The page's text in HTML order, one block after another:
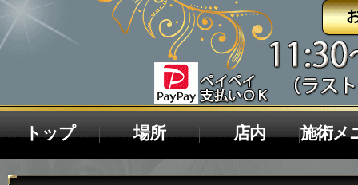
トップ 場所 店内 施術メ